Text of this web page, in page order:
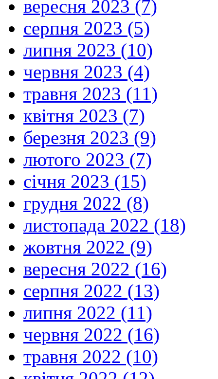
вересня 2023 (7)
серпня 2023 (5)
липня 2023 (10)
червня 2023 (4)
травня 2023 (11)
квітня 2023 (7)
березня 2023 (9)
лютого 2023 (7)
січня 2023 (15)
грудня 2022 (8)
листопада 2022 (18)
жовтня 2022 (9)
вересня 2022 (16)
серпня 2022 (13)
липня 2022 (11)
червня 2022 (16)
травня 2022 (10)